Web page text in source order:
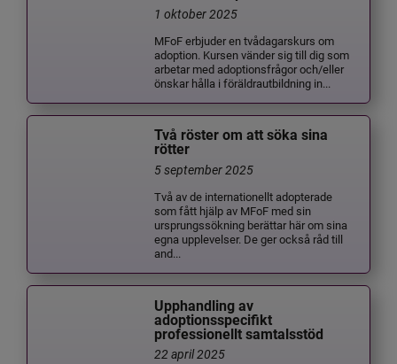
1 oktober 2025
MFoF erbjuder en tvådagarskurs om
adoption. Kursen vänder sig till dig som
arbetar med adoptionsfrågor och/eller
önskar hålla i föräldrautbildning in...
Två röster om att söka sina
rötter
5 september 2025
Två av de internationellt adopterade
som fått hjälp av MFoF med sin
ursprungssökning berättar här om sina
egna upplevelser. De ger också råd till
and...
Upphandling av
adoptionsspecifikt
professionellt samtalsstöd
22 april 2025